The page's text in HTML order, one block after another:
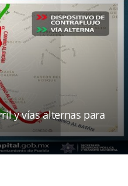
y vías alternas para